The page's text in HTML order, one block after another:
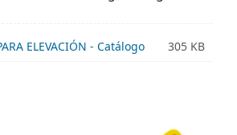
305 KB
ELEVACIÓN - Catálogo